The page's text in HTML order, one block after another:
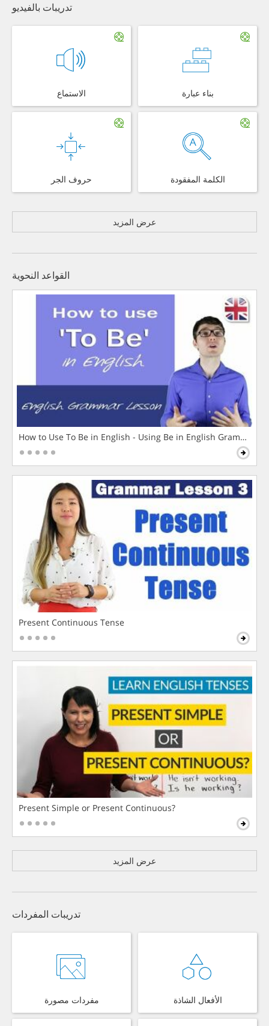
تدريبات بالفيديو
الاستماع بناء عبارة
حروف الجر الكلمة المفقودة
عرض المزيد
القواعد النحوية
How to Use To Be in English - Using Be in English Grammar
Present Continuous Tense
Present Simple or Present Continuous?
عرض المزيد
تدريبات المفردات
مفردات مصورة الأفعال الشاذة